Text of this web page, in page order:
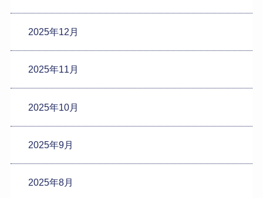
2025年12月
2025年11月
2025年10月
2025年9月
2025年8月